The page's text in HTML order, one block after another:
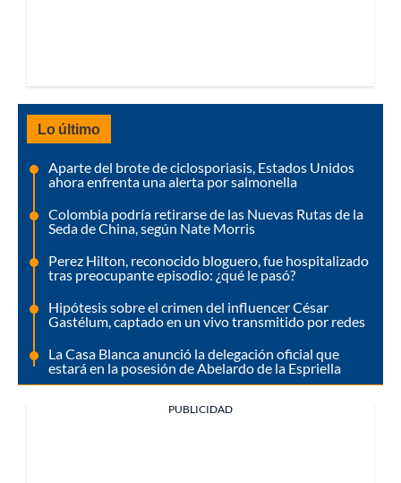
Lo último
Aparte del brote de ciclosporiasis, Estados Unidos
ahora enfrenta una alerta por salmonella
Colombia podría retirarse de las Nuevas Rutas de la
Seda de China, según Nate Morris
Perez Hilton, reconocido bloguero, fue hospitalizado
tras preocupante episodio: ¿qué le pasó?
Hipótesis sobre el crimen del influencer César
Gastélum, captado en un vivo transmitido por redes
La Casa Blanca anunció la delegación oficial que
estará en la posesión de Abelardo de la Espriella
PUBLICIDAD